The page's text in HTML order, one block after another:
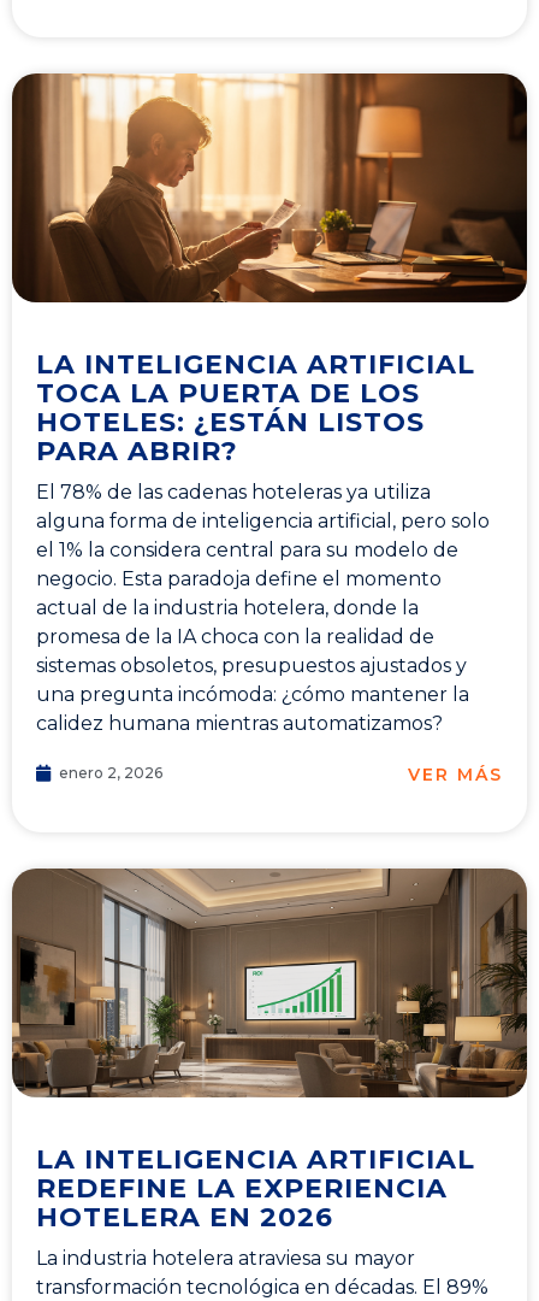
LA INTELIGENCIA ARTIFICIAL
TOCA LA PUERTA DE LOS
HOTELES: ¿ESTÁN LISTOS
PARA ABRIR?
El 78% de las cadenas hoteleras ya utiliza
alguna forma de inteligencia artificial, pero solo
el 1% la considera central para su modelo de
negocio. Esta paradoja define el momento
actual de la industria hotelera, donde la
promesa de la IA choca con la realidad de
sistemas obsoletos, presupuestos ajustados y
una pregunta incómoda: ¿cómo mantener la
calidez humana mientras automatizamos?
enero 2, 2026 VER MÁS
LA INTELIGENCIA ARTIFICIAL
REDEFINE LA EXPERIENCIA
HOTELERA EN 2026
La industria hotelera atraviesa su mayor
transformación tecnológica en décadas. El 89%